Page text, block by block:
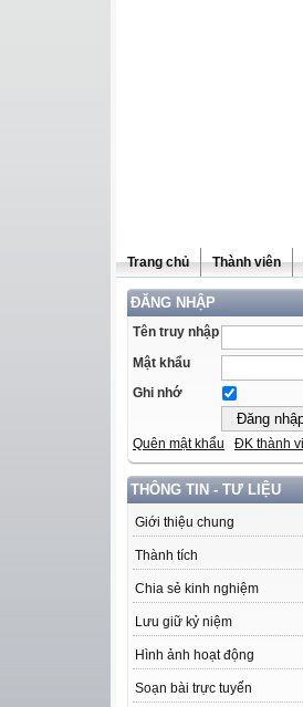
Trang chủ Thành viên
ĐĂNG NHẬP
Tên truy nhập
Mật khẩu
Ghi nhớ
Quên mật khẩu ĐK thành
THÔNG TIN - TƯ LIỆU
Giới thiệu chung
Thành tích
Chia sẻ kinh nghiệm
Lưu giữ kỷ niệm
Hình ảnh hoạt động
Soạn bài trực tuyến